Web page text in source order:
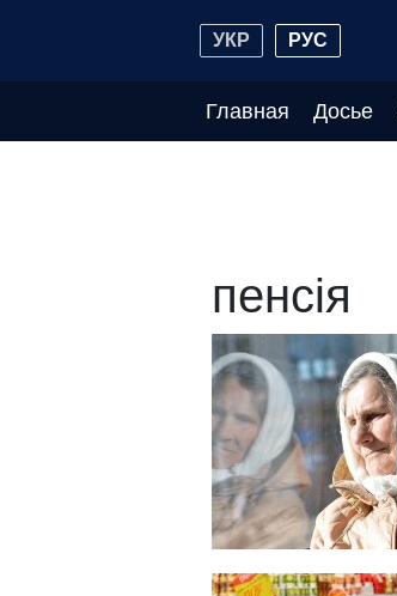
УКР РУС
Главная Досье
пенсія